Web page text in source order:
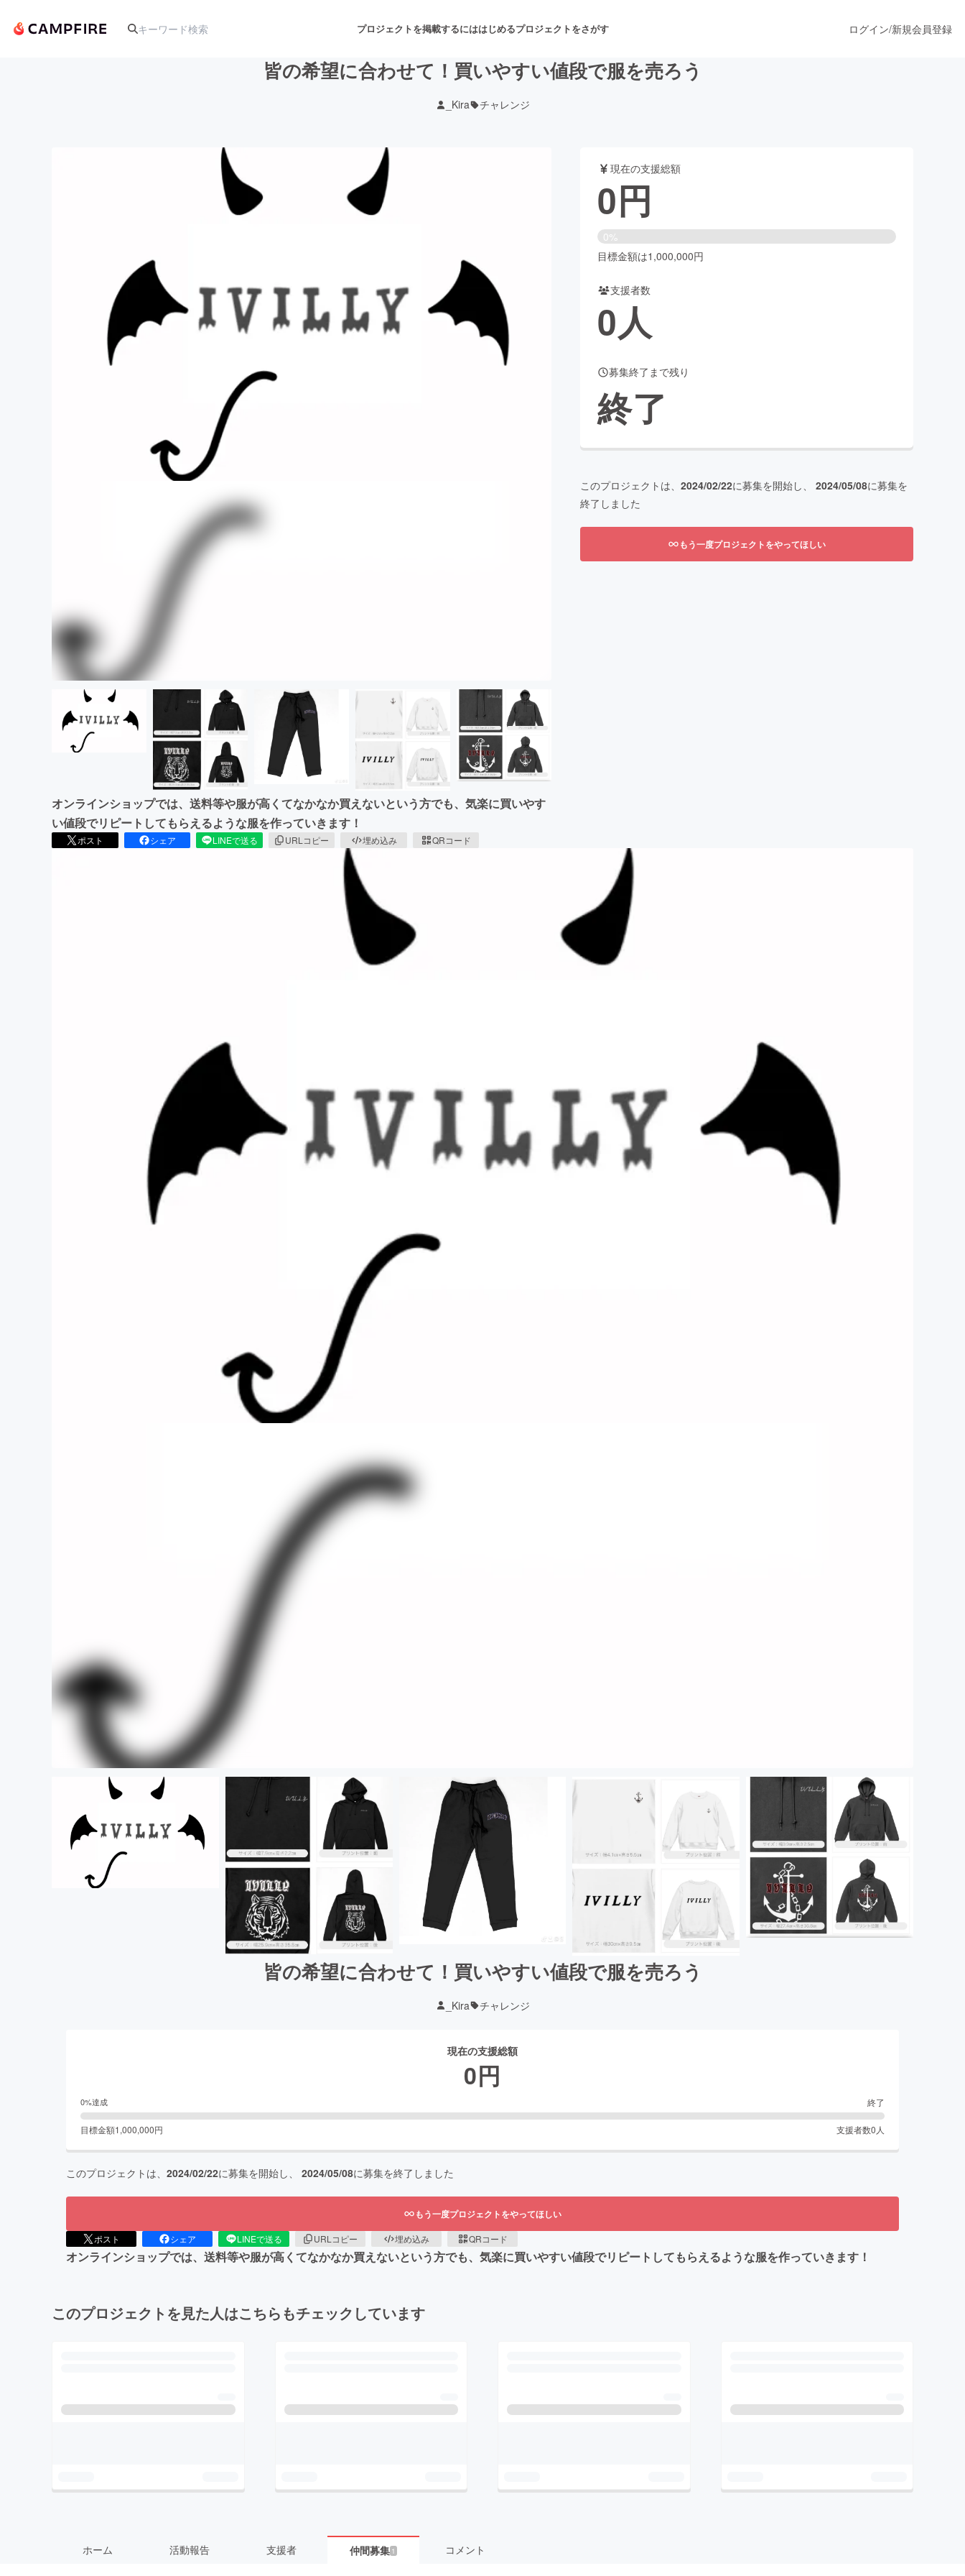
プロジェクトを掲載するにははじめるプロジェクトをさがす
舞台・パフォーマンス
テクノロジー・ガジェット ゲーム・サービス開発
ビジネス・起業 チャレンジ ビューティー・ヘルスケア
まちづくり・地域活性化
ログイン/新規会員登録
皆の希望に合わせて！買いやすい値段で服を売ろう
_Kira チャレンジ
オンラインショップでは、送料等や服が高くてなかなか買えないという方でも、気楽に買いやす
い値段でリピートしてもらえるような服を作っていきます！
ポスト シェア LINEで送る URLコピー 埋め込み QRコード
現在の支援総額
0円
0%
目標金額は1,000,000円
支援者数
0人
募集終了まで残り
終了
このプロジェクトは、 2024/02/22に募集を開始し、 2024/05/08に募集を
終了しました
もう一度プロジェクトをやってほしい
皆の希望に合わせて！買いやすい値段で服を売ろう
_Kira チャレンジ
現在の支援総額
0円
0%達成 終了
目標金額1,000,000円 支援者数0 人
このプロジェクトは、 2024/02/22に募集を開始し、 2024/05/08に募集を終了しました
もう一度プロジェクトをやってほしい
ポスト シェア LINEで送る URLコピー 埋め込み QRコード
オンラインショップでは、送料等や服が高くてなかなか買えないという方でも、気楽に買いやすい値段でリピートしてもらえるような服を作っていきます！
このプロジェクトを見た人はこちらもチェックしています
ホーム 活動報告 支援者 仲間募集 1 コメント